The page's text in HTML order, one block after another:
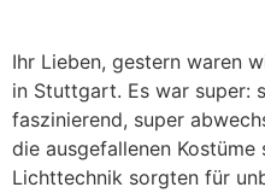
Ihr Lieben, gestern waren
in Stuttgart. Es war super:
faszinierend, super
die ausgefallenen
Lichttechnik sorgten für